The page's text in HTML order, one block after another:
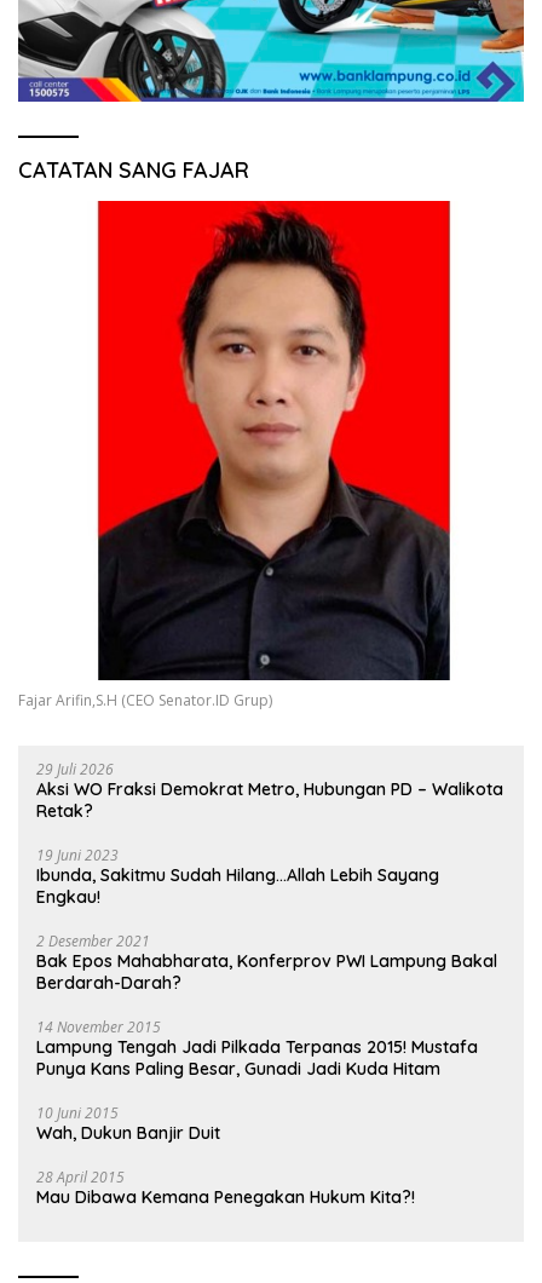
CATATAN SANG FAJAR
Fajar Arifin,S.H (CEO Senator.ID Grup)
29 Juli 2026
Aksi WO Fraksi Demokrat Metro, Hubungan PD – Walikota
Retak?
19 Juni 2023
Ibunda, Sakitmu Sudah Hilang…Allah Lebih Sayang
Engkau!
2 Desember 2021
Bak Epos Mahabharata, Konferprov PWI Lampung Bakal
Berdarah-Darah?
14 November 2015
Lampung Tengah Jadi Pilkada Terpanas 2015! Mustafa
Punya Kans Paling Besar, Gunadi Jadi Kuda Hitam
10 Juni 2015
Wah, Dukun Banjir Duit
28 April 2015
Mau Dibawa Kemana Penegakan Hukum Kita?!